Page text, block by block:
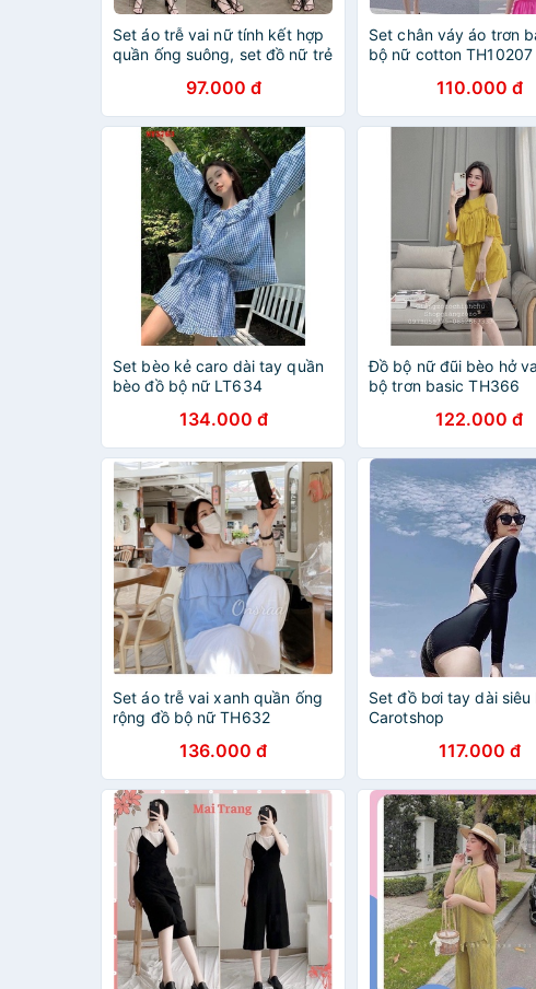
Set áo trễ vai nữ tính kết hợp
quần ống suông, set đồ nữ trẻ
97.000 đ
Set chân váy áo trơn
bộ nữ cotton TH10207
110.000 đ
Set bèo kẻ caro dài tay quần
bèo đồ bộ nữ LT634
134.000 đ
Đồ bộ nữ đũi bèo hở
bộ trơn basic TH366
122.000 đ
Set áo trễ vai xanh quần ống
rộng đồ bộ nữ TH632
136.000 đ
Set đồ bơi tay dài siêu
Carotshop
117.000 đ